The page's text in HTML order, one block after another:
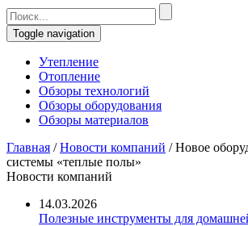
Toggle navigation
Утепление
Отопление
Обзоры технологий
Обзоры оборудования
Обзоры материалов
Главная /Новости компаний /Новое
системы «теплые полы»
Новости компаний
14.03.2026
Полезные инструменты для